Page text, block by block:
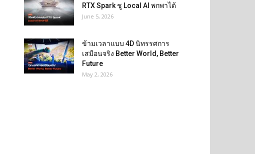
RTX Spark ชู Local AI พกพาได้
June 5, 2026
ข้ามเวลาแบบ 4D นิทรรศการ
เสมือนจริง Better World, Better
Future
May 2, 2026